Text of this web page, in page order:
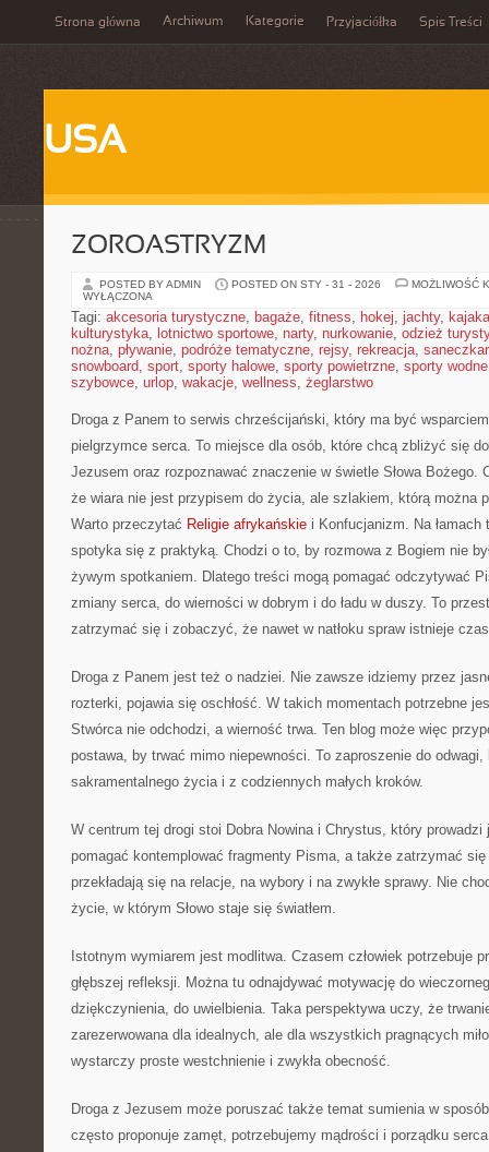
Strona główna Archiwum Kategorie Przyjaciółka Spis Treści
USA
ZOROASTRYZM
POSTED BY ADMIN POSTED ON STY - 31 - 2026
MOŻLIWOŚĆ
WYŁĄCZONA
Tagi: akcesoria turystyczne, bagaże, fitness, hokej, jachty,
kulturystyka, lotnictwo sportowe, narty, nurkowanie, odzież
nożna, pływanie, podróże tematyczne, rejsy, rekreacja,
snowboard, sport, sporty halowe, sporty powietrzne, sporty wodne
szybowce, urlop, wakacje, wellness, żeglarstwo
Droga z Panem to serwis chrześcijański, który ma być
pielgrzymce serca. To miejsce dla osób, które chcą zbliżyć się
Jezusem oraz rozpoznawać znaczenie w świetle Słowa Bożego.
że wiara nie jest przypisem do życia, ale szlakiem, którą można
Warto przeczytać Religie afrykańskie i Konfucjanizm. Na
spotyka się z praktyką. Chodzi o to, by rozmowa z Bogiem nie
żywym spotkaniem. Dlatego treści mogą pomagać odczytywać
zmiany serca, do wierności w dobrym i do ładu w duszy. To
zatrzymać się i zobaczyć, że nawet w natłoku spraw istnieje
Droga z Panem jest też o nadziei. Nie zawsze idziemy przez
rozterki, pojawia się oschłość. W takich momentach potrzebne
Stwórca nie odchodzi, a wierność trwa. Ten blog może więc
postawa, by trwać mimo niepewności. To zaproszenie do
sakramentalnego życia i z codziennych małych kroków.
W centrum tej drogi stoi Dobra Nowina i Chrystus, który
pomagać kontemplować fragmenty Pisma, a także zatrzymać się
przekładają się na relacje, na wybory i na zwykłe sprawy. Nie
życie, w którym Słowo staje się światłem.
Istotnym wymiarem jest modlitwa. Czasem człowiek potrzebuje
głębszej refleksji. Można tu odnajdywać motywację do
dziękczynienia, do uwielbienia. Taka perspektywa uczy, że
zarezerwowana dla idealnych, ale dla wszystkich pragnących
wystarczy proste westchnienie i zwykła obecność.
Droga z Jezusem może poruszać także temat sumienia w
często proponuje zamęt, potrzebujemy mądrości i porządku